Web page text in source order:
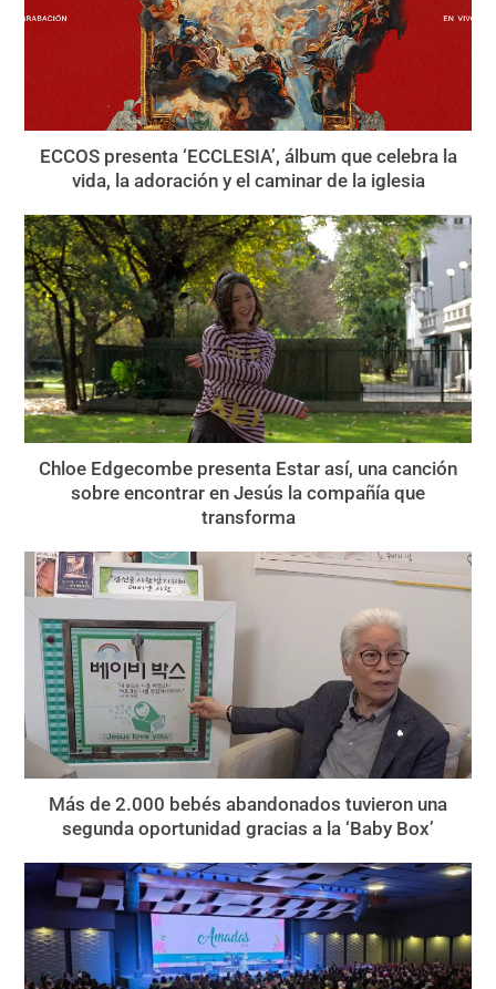
ECCOS presenta ‘ECCLESIA’, álbum que celebra la
vida, la adoración y el caminar de la iglesia
Chloe Edgecombe presenta Estar así, una canción
sobre encontrar en Jesús la compañía que
transforma
Más de 2.000 bebés abandonados tuvieron una
segunda oportunidad gracias a la ‘Baby Box’